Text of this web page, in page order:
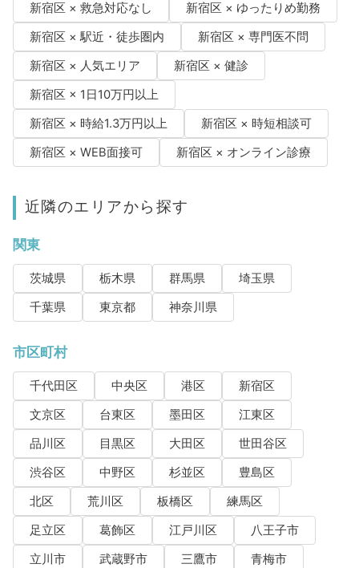
新宿区 × 救急対応なし
新宿区 × ゆったりめ勤務
新宿区 × 駅近・徒歩圏内
新宿区 × 専門医不問
新宿区 × 人気エリア
新宿区 × 健診
新宿区 × 1日10万円以上
新宿区 × 時給1.3万円以上
新宿区 × 時短相談可
新宿区 × WEB面接可
新宿区 × オンライン診療
近隣のエリアから探す
関東
茨城県 栃木県 群馬県
埼玉県
千葉県
東京都 神奈川県
市区町村
千代田区 中央区 港区
新宿区
文京区
台東区 墨田区
江東区
品川区
目黒区 大田区
世田谷区
渋谷区
中野区 杉並区
豊島区
北区
荒川区 板橋区
練馬区
足立区
葛飾区 江戸川区
八王子市
立川市
武蔵野市 三鷹市
青梅市